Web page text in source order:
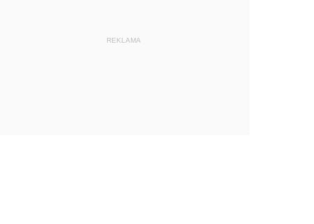
REKLAMA